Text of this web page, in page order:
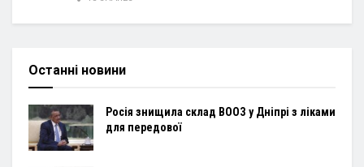
Останні новини
Росія знищила склад ВООЗ у Дніпрі з ліками
для передової